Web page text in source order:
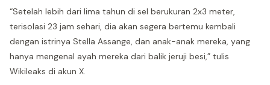
“Setelah lebih dari lima tahun di sel berukuran 2x3 meter,
terisolasi 23 jam sehari, dia akan segera bertemu kembali
dengan istrinya Stella Assange, dan anak-anak mereka, yang
hanya mengenal ayah mereka dari balik jeruji besi,” tulis
Wikileaks di akun X.